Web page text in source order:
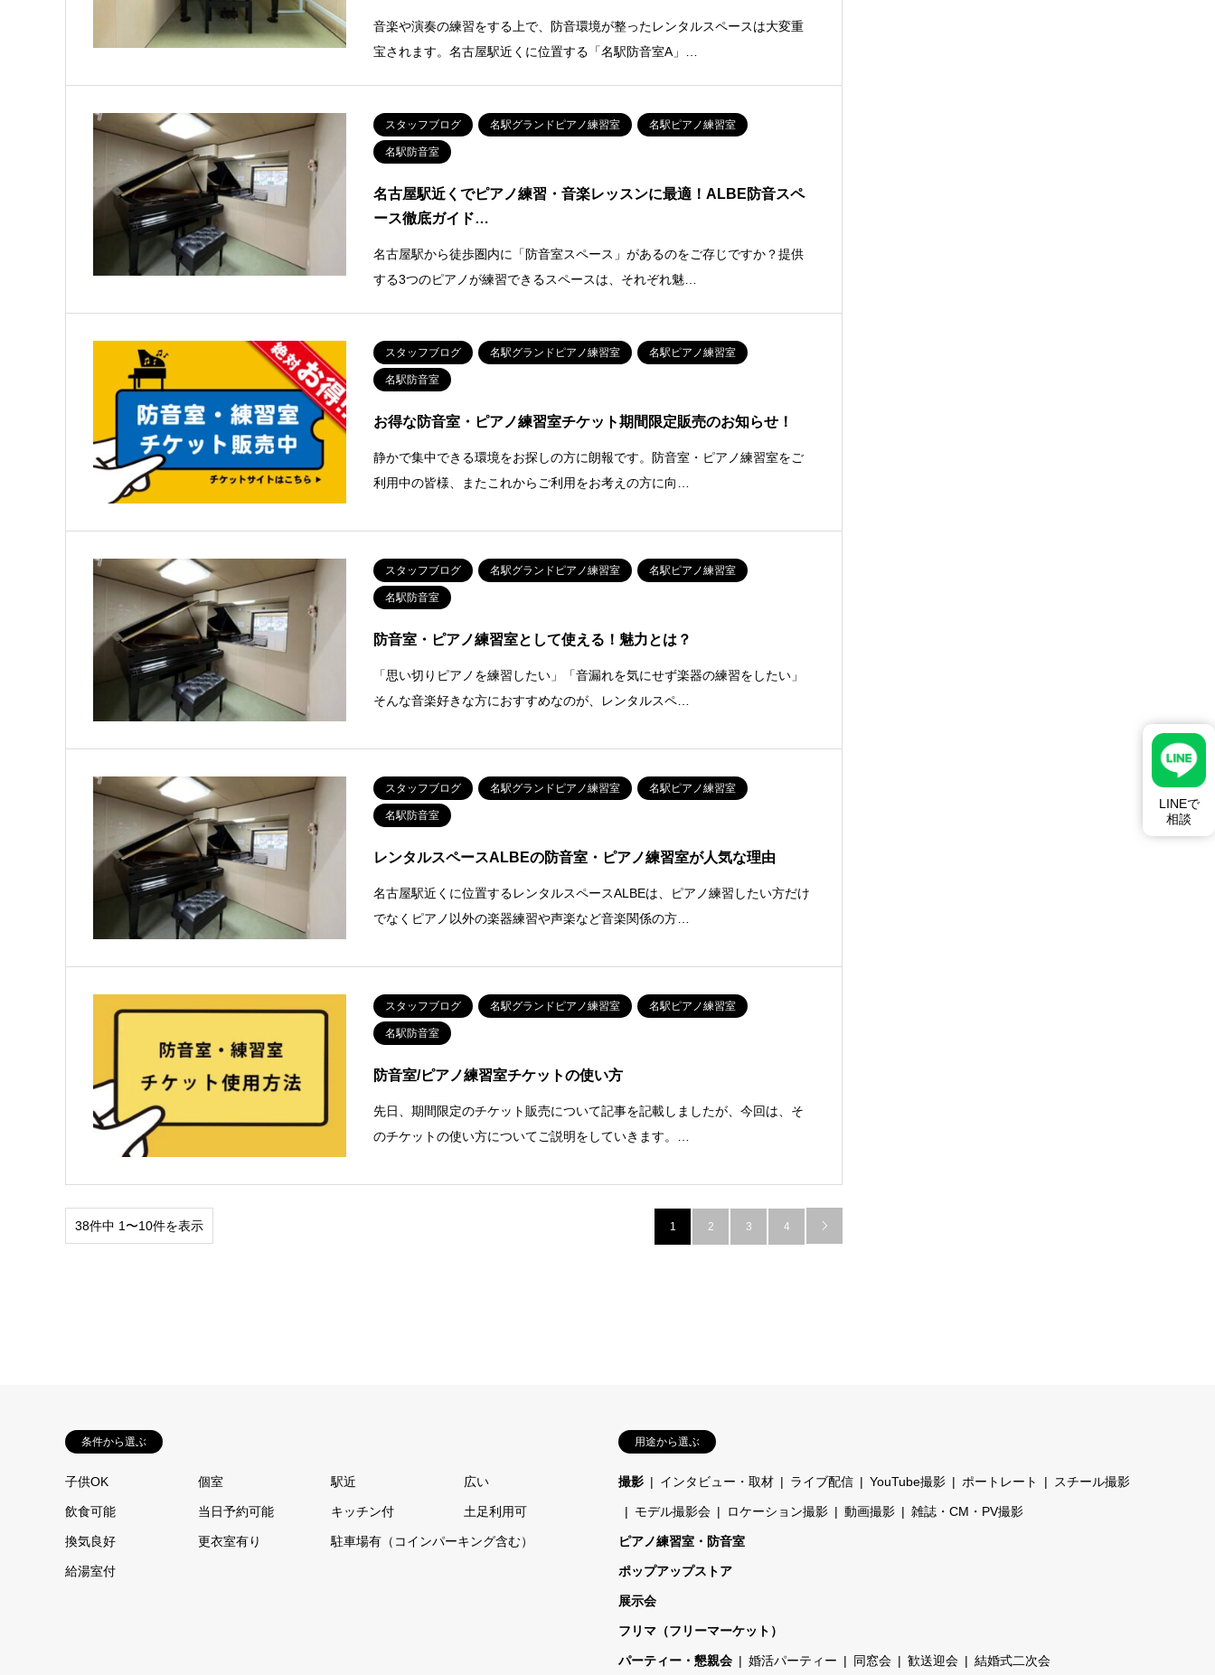
音楽や演奏の練習をする上で、防音環境が整ったレンタルスペースは大変重
宝されます。名古屋駅近くに位置する「名駅防音室A」…
スタッフブログ 名駅グランドピアノ練習室 名駅ピアノ練習室
名駅防音室
名古屋駅近くでピアノ練習・音楽レッスンに最適！ALBE防音スペ
ース徹底ガイド…
名古屋駅から徒歩圏内に「防音室スペース」があるのをご存じですか？提供
する3つのピアノが練習できるスペースは、それぞれ魅…
スタッフブログ 名駅グランドピアノ練習室 名駅ピアノ練習室
名駅防音室
お得な防音室・ピアノ練習室チケット期間限定販売のお知らせ！
静かで集中できる環境をお探しの方に朗報です。防音室・ピアノ練習室をご
利用中の皆様、またこれからご利用をお考えの方に向…
スタッフブログ 名駅グランドピアノ練習室 名駅ピアノ練習室
名駅防音室
防音室・ピアノ練習室として使える！魅力とは？
「思い切りピアノを練習したい」「音漏れを気にせず楽器の練習をしたい」
そんな音楽好きな方におすすめなのが、レンタルスペ…
スタッフブログ 名駅グランドピアノ練習室 名駅ピアノ練習室
名駅防音室
レンタルスペースALBEの防音室・ピアノ練習室が人気な理由
名古屋駅近くに位置するレンタルスペースALBEは、ピアノ練習したい方だけ
でなくピアノ以外の楽器練習や声楽など音楽関係の方…
スタッフブログ 名駅グランドピアノ練習室 名駅ピアノ練習室
名駅防音室
防音室/ピアノ練習室チケットの使い方
先日、期間限定のチケット販売について記事を記載しましたが、今回は、そ
のチケットの使い方についてご説明をしていきます。…
38件中 1〜10件を表示 1 2 3 4 
LINEで
相談
条件から選ぶ
子供OK 個室 駅近 広い
飲食可能 当日予約可能 キッチン付 土足利用可
換気良好 更衣室有り 駐車場有（コインパーキング含む）
給湯室付
用途から選ぶ
撮影 インタビュー・取材 ライブ配信 YouTube撮影 ポートレート スチール撮影
モデル撮影会 ロケーション撮影 動画撮影 雑誌・CM・PV撮影
ピアノ練習室・防音室
ポップアップストア
展示会
フリマ（フリーマーケット）
パーティー・懇親会 婚活パーティー 同窓会 歓送迎会 結婚式二次会